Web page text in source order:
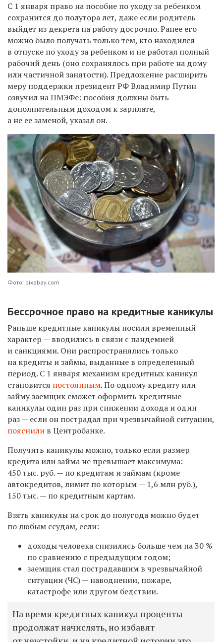
С 1 января право на пособие по уходу за ребенком
сохранится до полутора лет, даже если родитель
выйдет из декрета на работу досрочно. Ранее его
можно было получать только тем, кто находился
в отпуске по уходу за ребенком и не работал полный
рабочий день (оно сохранялось при работе на дому
или частичной занятости). Предложение расширить
меру поддержки президент РФ Владимир Путин
озвучил на ПМЭФе: пособия должны быть
дополнительным доходом к зарплате,
а не ее заменой, указал он.
Фото: pixabay.com
Бессрочное право на кредитные каникулы
Раньше кредитные каникулы носили временный
характер — вводились в связи с пандемией
и санкциями. Они распространялись только
на кредиты и займы, выданные в определенный
период. С 1 января механизм кредитных каникул
становится постоянным. По одному кредиту или
займу заемщик сможет оформить кредитные
каникулы один раз при снижении дохода и один
раз — если он пострадал при чрезвычайной ситуации,
пояснили в Центробанке.
Получить каникулы можно, только если размер
кредита или займа не превышает максимума:
450 тыс. руб. — по кредитам и займам (кроме
автокредитов, лимит по которым — 1,6 млн руб.),
150 тыс. — по кредитным картам.
Взять каникулы на срок до полугода можно будет
по любым ссудам, если:
доходы человека снизились больше чем на 30 %
по сравнению с предыдущим годом;
заемщик стал пострадавшим в чрезвычайной
ситуации (ЧС) — наводнении, пожаре,
катастрофе или другом бедствии.
На время кредитных каникул проценты
продолжат начислять, но избавят